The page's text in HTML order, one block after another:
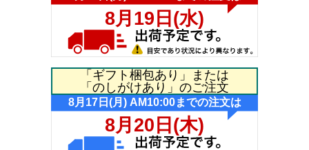
「ギフト梱包あり」または
「のしがけあり」のご注文